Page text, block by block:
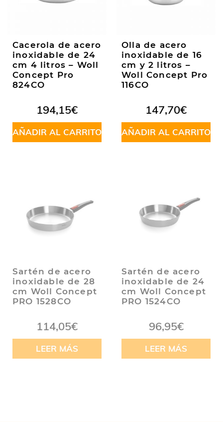
Cacerola de acero
inoxidable de 24
cm 4 litros – Woll
Concept Pro
824CO
194,15€
AÑADIR AL CARRITO
Olla de acero
inoxidable de 16
cm y 2 litros –
Woll Concept Pro
116CO
147,70€
AÑADIR AL CARRITO
Sartén de acero
inoxidable de 28
cm Woll Concept
PRO 1528CO
114,05€
LEER MÁS
Sartén de acero
inoxidable de 24
cm Woll Concept
PRO 1524CO
96,95€
LEER MÁS